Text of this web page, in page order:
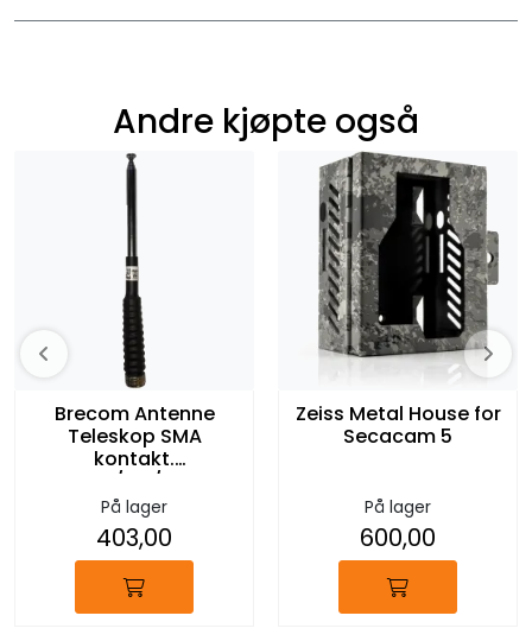
Andre kjøpte også
Brecom Antenne
Teleskop SMA
kontakt.
BRECOM/M5/GARMIN
På lager
403,00
Zeiss Metal House for
Secacam 5
På lager
600,00